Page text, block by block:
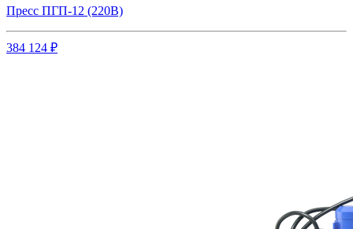
Пресс ПГП-12 (220В)
384 124 ₽